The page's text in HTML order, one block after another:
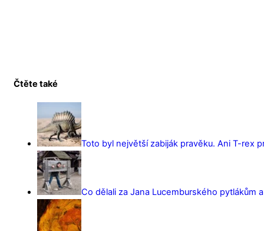
Čtěte také
Toto byl největší zabiják pravěku. Ani T-rex
Co dělali za Jana Lucemburského pytlákům